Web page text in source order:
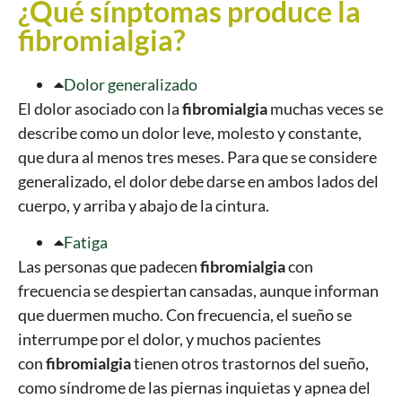
¿Qué sínptomas produce la
fibromialgia?
Dolor generalizado
El dolor asociado con lafibromialgiamuchas veces se
describe como un dolor leve, molesto y constante,
que dura al menos tres meses. Para que se considere
generalizado, el dolor debe darse en ambos lados del
cuerpo, y arriba y abajo de la cintura.
Fatiga
Las personas que padecenfibromialgiacon
frecuencia se despiertan cansadas, aunque informan
que duermen mucho. Con frecuencia, el sueño se
interrumpe por el dolor, y muchos pacientes
confibromialgiatienen otros trastornos del sueño,
como síndrome de las piernas inquietas y apnea del